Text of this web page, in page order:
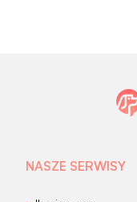
NASZE SERWISY